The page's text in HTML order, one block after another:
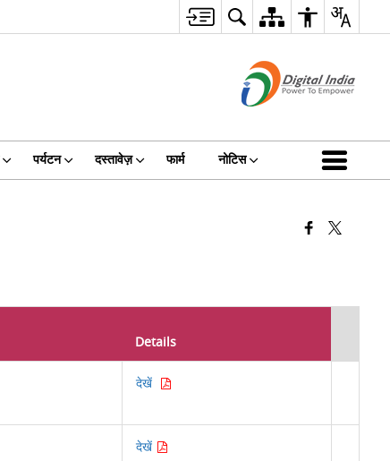
पर्यटन दस्तावेज़ फार्म नोटिस
Details
देखें
देखें